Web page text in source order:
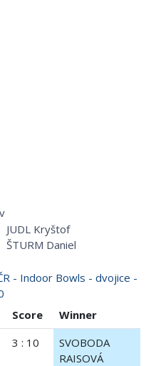
JUDL Kryštof
ŠTURM Daniel
- Indoor Bowls - dvojice -
Score
Winner
3 : 10
SVOBODA
RAISOVÁ